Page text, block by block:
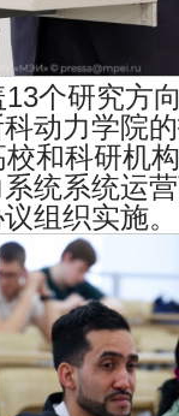
13个研究方
动力学院
校和科研机
统系统运
组织实施。